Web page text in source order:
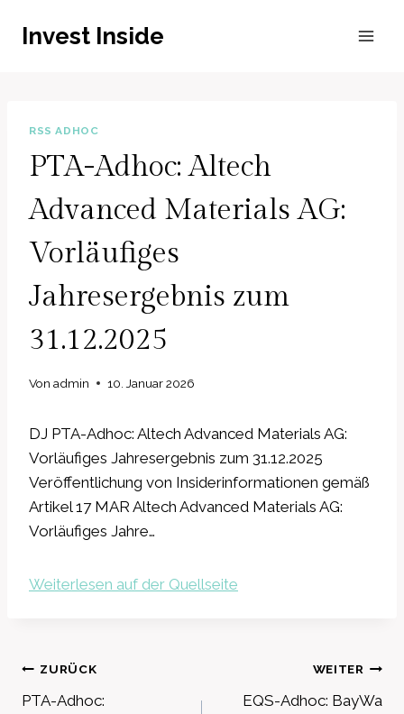
InhaltInvest Inside
RSS ADHOC
PTA-Adhoc: Altech
Advanced Materials AG:
Vorläufiges
Jahresergebnis zum
31.12.2025
Von admin 10. Januar 2026
DJ PTA-Adhoc: Altech Advanced Materials AG:
Vorläufiges Jahresergebnis zum 31.12.2025
Veröffentlichung von Insiderinformationen gemäß
Artikel 17 MAR Altech Advanced Materials AG:
Vorläufiges Jahre…
Weiterlesen auf der Quellseite
Beitragsnavigation
ZURÜCK
PTA-Adhoc:
WEITER
EQS-Adhoc: BayWa